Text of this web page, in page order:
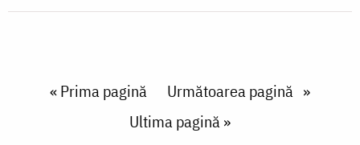
PaginareFirst page
« Prima pagină Next page
Următoarea pagină
Last page
Ultima pagină »